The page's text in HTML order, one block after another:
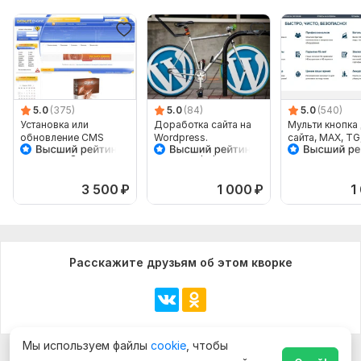
5.0 (375)
Установка или
обновление CMS
Datalife Engine DLE
3 500 ₽
5.0 (84)
Доработка сайта на
Wordpress.
Администрирование
1 000 ₽
5.0 (540)
Мульти кнопка
сайта, MAX,
виджет для
Расскажите друзьям об этом кворке
Мы используем файлы cookie , чтобы